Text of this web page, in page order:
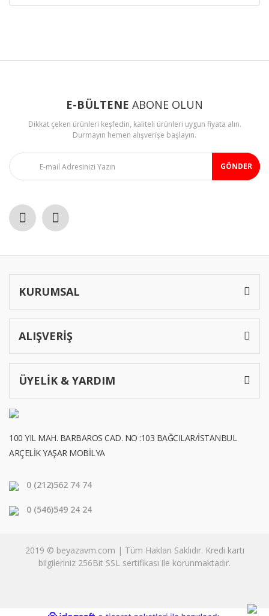
Ürün bilgilerinde hatalar bulunuyor.
Ürün fiyatı diğer sitelerden daha pahalı.
E-BÜLTENE ABONE OLUN
Dikkat çeken ürünleri keşfedin, kaliteli ürünleri uygun fiyata alın.
Durmayın hemen alışverişe başlayın.
GÖNDER
KURUMSAL
ALIŞVERİŞ
ÜYELİK & YARDIM
100 YIL MAH. BARBAROS CAD. NO :103 BAĞCILAR/İSTANBUL
ARÇELİK YAŞAR MOBİLYA
0 (212)562 74 74
0 (546)549 24 24
2019 © beyazavm.com | Tüm Hakları Saklıdır. Kredi kartı
bilgileriniz 256Bit SSL sertifikası ile korunmaktadır.